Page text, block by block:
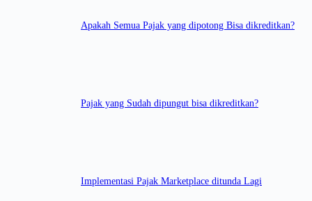
Apakah Semua Pajak yang dipotong Bisa dikreditkan?
Pajak yang Sudah dipungut bisa dikreditkan?
Implementasi Pajak Marketplace ditunda Lagi